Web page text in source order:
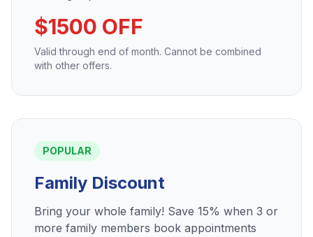
$1500 OFF
Valid through end of month. Cannot be combined
with other offers.
POPULAR
Family Discount
Bring your whole family! Save 15% when 3 or
more family members book appointments